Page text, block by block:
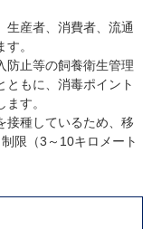
生産者、消費者、流通
。
防止等の飼養衛生管理
ともに、消毒ポイント
す。
接種しているため、移
限（3～10キロメート